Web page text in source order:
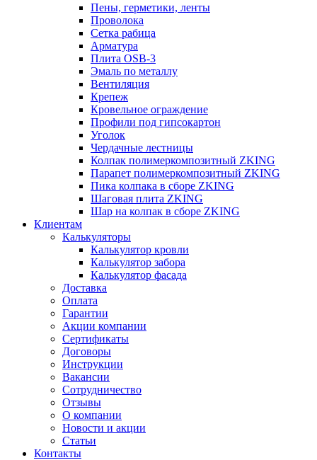
Пены, герметики, ленты
Проволока
Сетка рабица
Арматура
Плита OSB-3
Эмаль по металлу
Вентиляция
Крепеж
Кровельное ограждение
Профили под гипсокартон
Уголок
Чердачные лестницы
Колпак полимеркомпозитный ZKING
Парапет полимеркомпозитный ZKING
Пика колпака в сборе ZKING
Шаговая плита ZKING
Шар на колпак в сборе ZKING
Клиентам
Калькуляторы
Калькулятор кровли
Калькулятор забора
Калькулятор фасада
Доставка
Оплата
Гарантии
Акции компании
Сертификаты
Договоры
Инструкции
Вакансии
Сотрудничество
Отзывы
О компании
Новости и акции
Статьи
Контакты